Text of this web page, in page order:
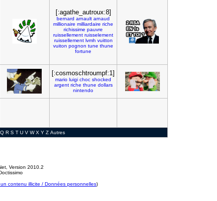
[:agathe_autroux:8]
bernard arnault arnaud
millionaire milliardaire riche
richissime pauvre
ruissellement ruisselement
ruissellement lvmh vuitton
vuiton pognon tune thune
fortune
[:cosmoschtroumpf:1]
mario luigi choc shocked
argent riche thune dollars
nintendo
Q R S T U V W X Y Z Autres
, Version 2010.2
contenu illicite / Données personnelles)